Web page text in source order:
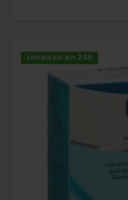
Livraison en 24h